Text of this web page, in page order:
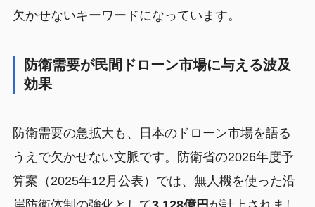
欠かせないキーワードになっています。
防衛需要が民間ドローン市場に与える波及
効果
防衛需要の急拡大も、日本のドローン市場を語る
うえで欠かせない文脈です。防衛省の2026年度予
算案（2025年12月公表）では、無人機を使った沿